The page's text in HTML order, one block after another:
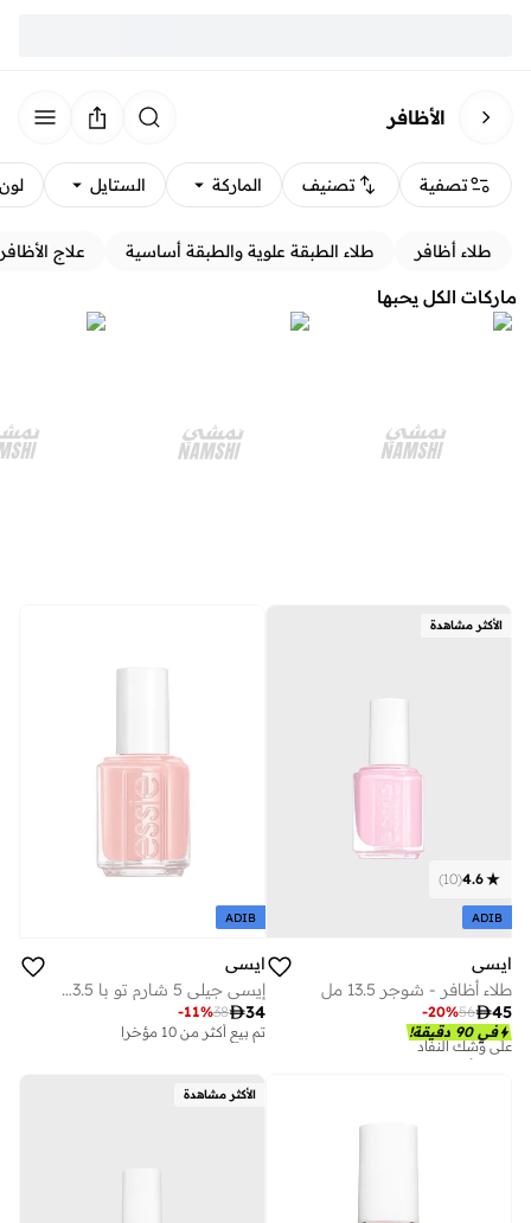
الأظافر
تصفية تصنيف الماركة الستايل لون
طلاء أظافر طلاء الطبقة علوية والطبقة أساسية علاج الأظافر
ماركات الكل يحبها
الأكثر مشاهدة
4.6
(
10
)
ADIB
ايسي
طلاء أظافر - شوجر 13.5 مل
45
56
-20%
في 90 دقيقة!
تم بيع أكثر من 30 مؤخرا
على وشك النفاد
تم بيع أكثر من 30 مؤخرا
ADIB
ايسي
إيسي جيلي 5 شارم تو با 13.5 مل 260
34
38
-11%
تم بيع أكثر من 10 مؤخرا
الأكثر مشاهدة